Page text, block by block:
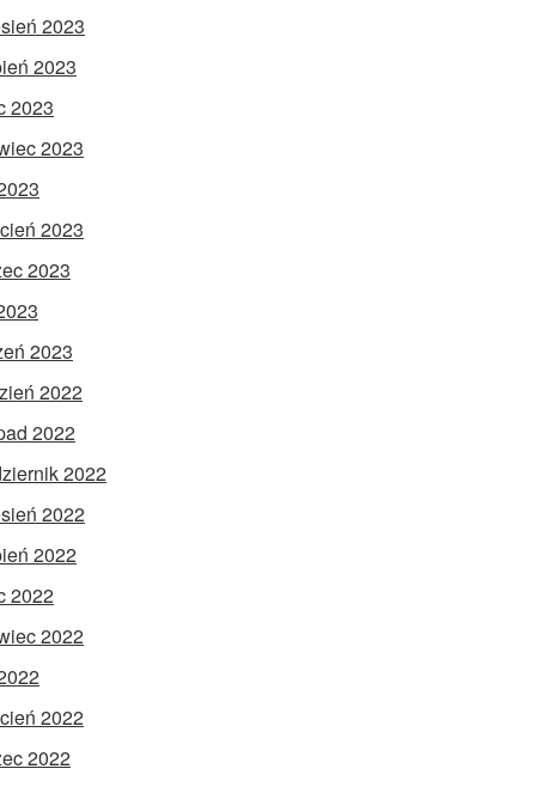
2023
2023
2023
2023
2023
2023
2023
2022
2022
2022
2022
2022
2022
2022
2022
2022